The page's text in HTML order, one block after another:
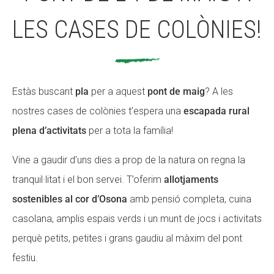
LES CASES DE COLÒNIES!
Estàs buscant pla per a aquest pont de maig? A les
nostres cases de colònies t’espera una escapada rural
plena d’activitats per a tota la família!
Vine a gaudir d’uns dies a prop de la natura on regna la
tranquil·litat i el bon servei. T’oferim allotjaments
sostenibles al cor d’Osona amb pensió completa, cuina
casolana, amplis espais verds i un munt de jocs i activitats
perquè petits, petites i grans gaudiu al màxim del pont
festiu.
ESPLAIS
ESPLAIS